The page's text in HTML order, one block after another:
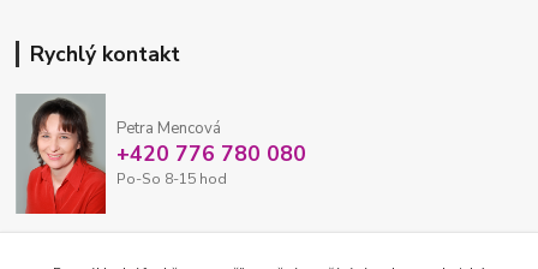
Rychlý kontakt
Petra Mencová
+420 776 780 080
Po-So 8-15 hod